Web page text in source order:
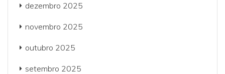
dezembro 2025
novembro 2025
outubro 2025
setembro 2025